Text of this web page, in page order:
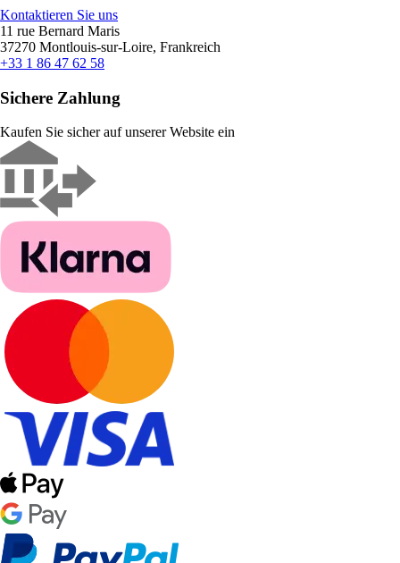
Kontaktieren Sie uns
11 rue Bernard Maris
37270 Montlouis-sur-Loire, Frankreich
+33 1 86 47 62 58
Sichere Zahlung
Kaufen Sie sicher auf unserer Website ein